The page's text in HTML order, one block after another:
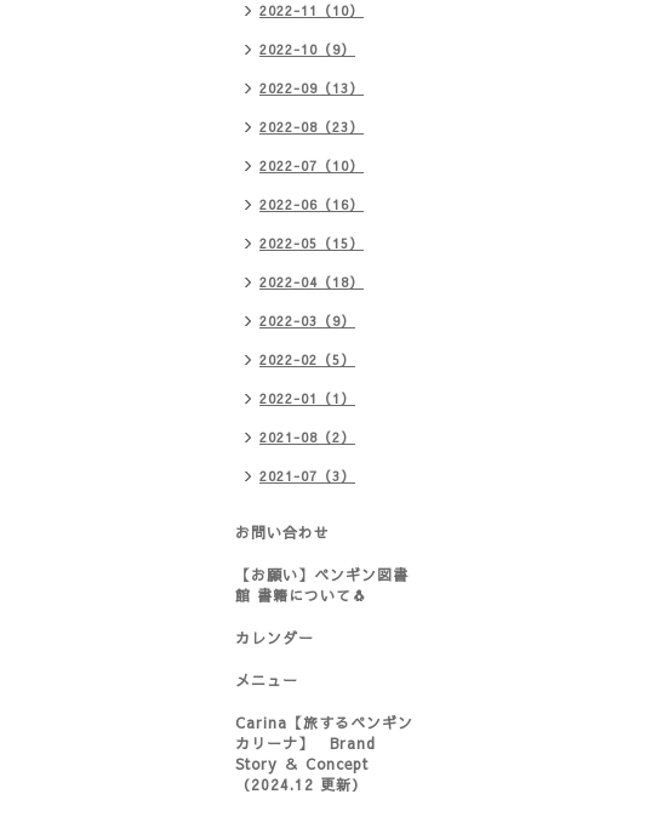
2022-11（10）
2022-10（9）
2022-09（13）
2022-08（23）
2022-07（10）
2022-06（16）
2022-05（15）
2022-04（18）
2022-03（9）
2022-02（5）
2022-01（1）
2021-08（2）
2021-07（3）
お問い合わせ
【お願い】ペンギン図書
館 書籍について🐧
カレンダー
メニュー
Carina【旅するペンギン
カリーナ】 Brand
Story ＆ Concept
（2024.12 更新）